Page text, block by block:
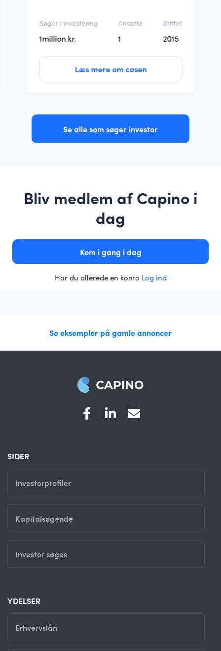
Søger i investering
1million kr.
Ansatte
1
Stiftet
2015
Læs mere om casen
Se alle som søger investor
Bliv medlem af Capino i
dag
Kom i gang i dag
Har du allerede en konto Log ind
Se eksempler på gamle annoncer
SIDER
Investorprofiler
Kapitalsøgende
Investor søges
YDELSER
Erhvervslån